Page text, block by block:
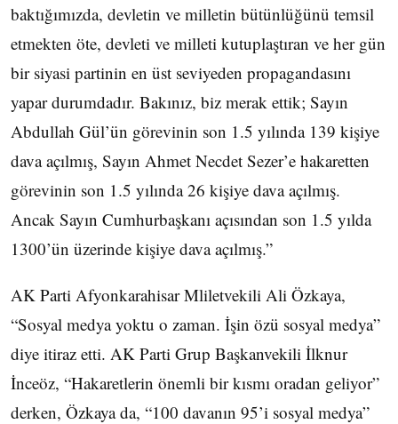
baktığımızda, devletin ve milletin bütünlüğünü temsil
etmekten öte, devleti ve milleti kutuplaştıran ve her gün
bir siyasi partinin en üst seviyeden propagandasını
yapar durumdadır. Bakınız, biz merak ettik; Sayın
Abdullah Gül’ün görevinin son 1.5 yılında 139 kişiye
dava açılmış, Sayın Ahmet Necdet Sezer’e hakaretten
görevinin son 1.5 yılında 26 kişiye dava açılmış.
Ancak Sayın Cumhurbaşkanı açısından son 1.5 yılda
1300’ün üzerinde kişiye dava açılmış.”
AK Parti Afyonkarahisar Mliletvekili Ali Özkaya,
“Sosyal medya yoktu o zaman. İşin özü sosyal medya”
diye itiraz etti. AK Parti Grup Başkanvekili İlknur
İnceöz, “Hakaretlerin önemli bir kısmı oradan geliyor”
derken, Özkaya da, “100 davanın 95’i sosyal medya”